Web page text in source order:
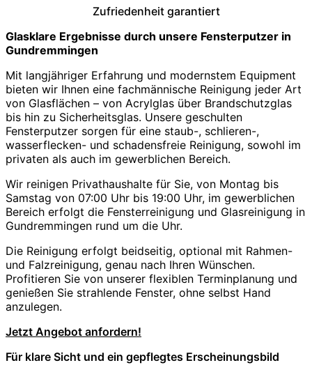
Zufriedenheit garantiert
Glasklare Ergebnisse durch unsere Fensterputzer in
Gundremmingen
Mit langjähriger Erfahrung und modernstem Equipment
bieten wir Ihnen eine fachmännische Reinigung jeder Art
von Glasflächen – von Acrylglas über Brandschutzglas
bis hin zu Sicherheitsglas. Unsere geschulten
Fensterputzer sorgen für eine staub-, schlieren-,
wasserflecken- und schadensfreie Reinigung, sowohl im
privaten als auch im gewerblichen Bereich.
Wir reinigen Privathaushalte für Sie, von Montag bis
Samstag von 07:00 Uhr bis 19:00 Uhr, im gewerblichen
Bereich erfolgt die Fensterreinigung und Glasreinigung in
Gundremmingen rund um die Uhr.
Die Reinigung erfolgt beidseitig, optional mit Rahmen-
und Falzreinigung, genau nach Ihren Wünschen.
Profitieren Sie von unserer flexiblen Terminplanung und
genießen Sie strahlende Fenster, ohne selbst Hand
anzulegen.
Jetzt Angebot anfordern!
Für klare Sicht und ein gepflegtes Erscheinungsbild